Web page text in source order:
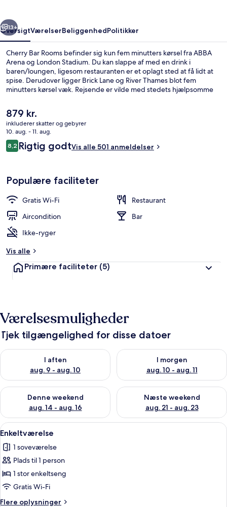
Næste
13+
OversigtVærelserBeliggenhedPolitikker
Cherry Bar Rooms befinder sig kun fem minutters kørsel fra ABBA
Arena og London Stadium. Du kan slappe af med en drink i
baren/loungen, ligesom restauranten er et oplagt sted at få lidt at
spise. Derudover ligger Brick Lane og River Thames blot fem
minutters kørsel væk. Rejsende er vilde med stedets hjælpsomme
End Metrostation ligger 3 minutter væk og Stepney Green
Metrostation ligger 9 minutter derfra.
Den
nuværende
pris
er
879 kr.
879 kr.
inkluderer skatter og gebyrer
10. aug. - 11. aug.
Anmeldelser
8,28,2 ud af 10.
Rigtig godtVis alle 501 anmeldelser
Populære faciliteter
Gratis Wi-Fi
Restaurant
Aircondition
Bar
Ikke-ryger
Vis alle
Primære faciliteter (5)
Værelsesmuligheder
Tjek tilgængelighed for disse datoer
I aften
aug. 9 - aug. 10
Tjek tilgængelighed for i aften aug. 9 - aug. 10
I morgen
aug. 10 - aug. 11
Tjek tilgængelighed for i
Denne weekend
aug. 14 - aug. 16
Tjek tilgængelighed for denne weekend aug. 14 - aug. 16
Næste weekend
aug. 21 - aug. 23
Tjek tilgængelighed for næste
Indlæs
alle
billeder
af
Enkeltværelse
Et soveværelse med sengegavl i
4
Enkeltværelse
1 soveværelse
Plads til 1 person
1 stor enkeltseng
Gratis Wi-Fi
Flere oplysninger
Flere